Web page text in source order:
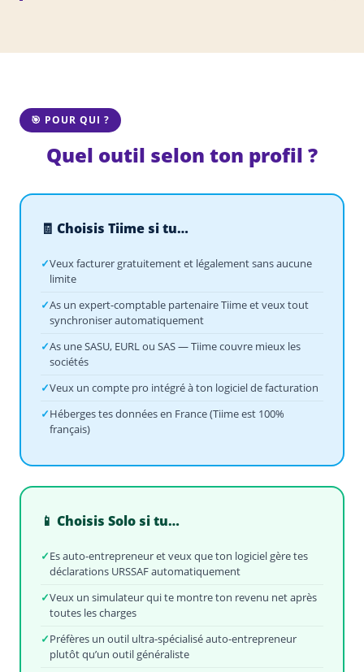
🎯 POUR QUI ?
Quel outil selon ton profil ?
🧾 Choisis Tiime si tu…
✓Veux facturer gratuitement et légalement sans aucune
limite
✓As un expert-comptable partenaire Tiime et veux tout
synchroniser automatiquement
✓As une SASU, EURL ou SAS — Tiime couvre mieux les
sociétés
✓Veux un compte pro intégré à ton logiciel de facturation
✓Héberges tes données en France (Tiime est 100%
français)
📱 Choisis Solo si tu…
✓Es auto-entrepreneur et veux que ton logiciel gère tes
déclarations URSSAF automatiquement
✓Veux un simulateur qui te montre ton revenu net après
toutes les charges
✓Préfères un outil ultra-spécialisé auto-entrepreneur
plutôt qu’un outil généraliste